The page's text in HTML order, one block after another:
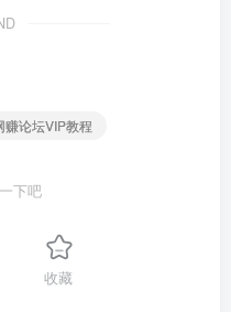
赚论坛VIP教程
下吧
收藏